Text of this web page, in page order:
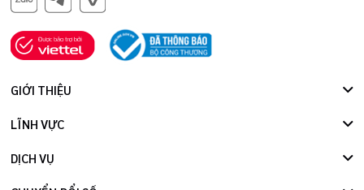
GIỚI THIỆU
LĨNH VỰC
DỊCH VỤ